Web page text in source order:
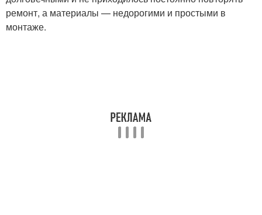
ремонт, а материалы — недорогими и простыми в
монтаже.